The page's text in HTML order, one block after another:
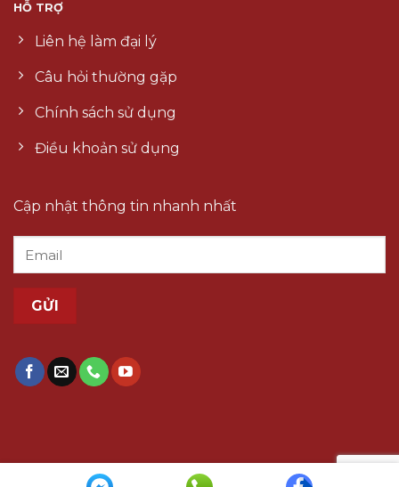
HỖ TRỢ
Liên hệ làm đại lý
Câu hỏi thường gặp
Chính sách sử dụng
Điều khoản sử dụng
Cập nhật thông tin nhanh nhất